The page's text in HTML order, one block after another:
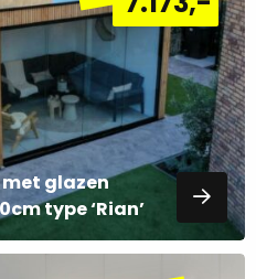
glazen
type ‘Rian’